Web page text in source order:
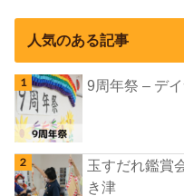
人気のある記事
9周年祭 – デ
玉すだれ鑑賞
き津